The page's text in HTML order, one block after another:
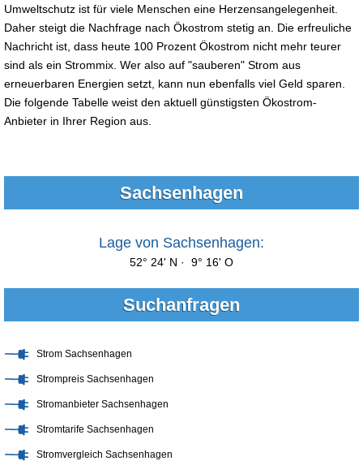
Umweltschutz ist für viele Menschen eine Herzensangelegenheit.
Daher steigt die Nachfrage nach Ökostrom stetig an. Die erfreuliche
Nachricht ist, dass heute 100 Prozent Ökostrom nicht mehr teurer
sind als ein Strommix. Wer also auf "sauberen" Strom aus
erneuerbaren Energien setzt, kann nun ebenfalls viel Geld sparen.
Die folgende Tabelle weist den aktuell günstigsten Ökostrom-
Anbieter in Ihrer Region aus.
Sachsenhagen
Lage von Sachsenhagen:
52° 24' N · 9° 16' O
Suchanfragen
Strom Sachsenhagen
Strompreis Sachsenhagen
Stromanbieter Sachsenhagen
Stromtarife Sachsenhagen
Stromvergleich Sachsenhagen